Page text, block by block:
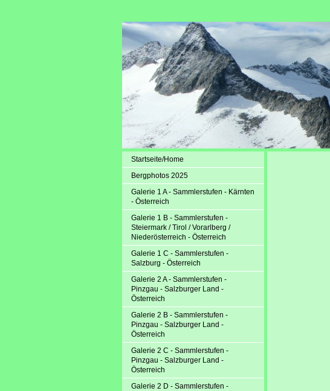
Startseite/Home
Bergphotos 2025
Galerie 1 A - Sammlerstufen - Kärnten
- Österreich
Galerie 1 B - Sammlerstufen -
Steiermark / Tirol / Vorarlberg /
Niederösterreich - Österreich
Galerie 1 C - Sammlerstufen -
Salzburg - Österreich
Galerie 2 A - Sammlerstufen -
Pinzgau - Salzburger Land -
Österreich
Galerie 2 B - Sammlerstufen -
Pinzgau - Salzburger Land -
Österreich
Galerie 2 C - Sammlerstufen -
Pinzgau - Salzburger Land -
Österreich
Galerie 2 D - Sammlerstufen -